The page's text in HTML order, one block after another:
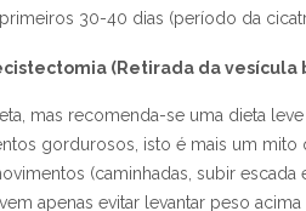
30-40 dias (período da
(Retirada da vesícula
mas recomenda-se uma dieta
gordurosos, isto é mais um
(caminhadas, subir
apenas evitar levantar peso